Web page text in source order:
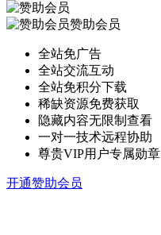
赞助会员
全站免广告
全站交流互动
全站免积分下载
稀缺资源免费获取
隐藏内容无限制查看
一对一技术远程协助
尊贵VIP用户专属勋章
开通赞助会员